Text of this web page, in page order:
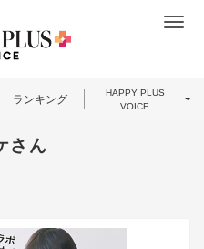
ランキング
HAPPY PLUS
VOICE
さん